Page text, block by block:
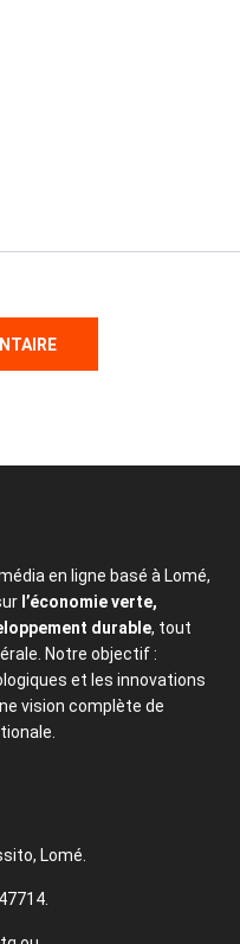
en ligne basé à Lomé,
l’économie verte,
durable, tout
Notre objectif :
et les innovations
vision complète de
Lomé.